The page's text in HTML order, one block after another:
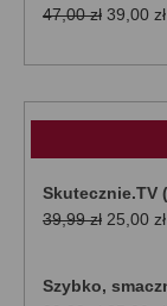
47,00zł 39,00 zł
Skutecznie.TV
39,99zł
39,99
25,00 zł
Szybko,